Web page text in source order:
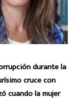
durante la
cruce con
cuando la mujer